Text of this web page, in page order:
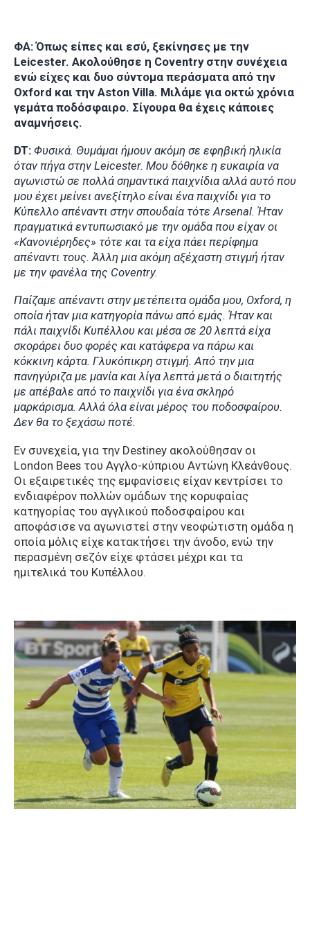
ΦΑ: Όπως είπες και εσύ, ξεκίνησες με την
Leicester. Ακολούθησε η Coventry στην συνέχεια
ενώ είχες και δυο σύντομα περάσματα από την
Oxford και την Aston Villa. Μιλάμε για οκτώ χρόνια
γεμάτα ποδόσφαιρο. Σίγουρα θα έχεις κάποιες
αναμνήσεις.
DT: Φυσικά. Θυμάμαι ήμουν ακόμη σε εφηβική ηλικία
όταν πήγα στην Leicester. Μου δόθηκε η ευκαιρία να
αγωνιστώ σε πολλά σημαντικά παιχνίδια αλλά αυτό που
μου έχει μείνει ανεξίτηλο είναι ένα παιχνίδι για το
Κύπελλο απέναντι στην σπουδαία τότε Arsenal. Ήταν
πραγματικά εντυπωσιακό με την ομάδα που είχαν οι
«Κανονιέρηδες» τότε και τα είχα πάει περίφημα
απέναντι τους. Άλλη μια ακόμη αξέχαστη στιγμή ήταν
με την φανέλα της Coventry.
Παίζαμε απέναντι στην μετέπειτα ομάδα μου, Oxford, η
οποία ήταν μια κατηγορία πάνω από εμάς. Ήταν και
πάλι παιχνίδι Κυπέλλου και μέσα σε 20 λεπτά είχα
σκοράρει δυο φορές και κατάφερα να πάρω και
κόκκινη κάρτα. Γλυκόπικρη στιγμή. Από την μια
πανηγύριζα με μανία και λίγα λεπτά μετά ο διαιτητής
με απέβαλε από το παιχνίδι για ένα σκληρό
μαρκάρισμα. Αλλά όλα είναι μέρος του ποδοσφαίρου.
Δεν θα το ξεχάσω ποτέ.
Εν συνεχεία, για την Destiney ακολούθησαν οι
London Bees του Αγγλο-κύπριου Αντώνη Κλεάνθους.
Οι εξαιρετικές της εμφανίσεις είχαν κεντρίσει το
ενδιαφέρον πολλών ομάδων της κορυφαίας
κατηγορίας του αγγλικού ποδοσφαίρου και
αποφάσισε να αγωνιστεί στην νεοφώτιστη ομάδα η
οποία μόλις είχε κατακτήσει την άνοδο, ενώ την
περασμένη σεζόν είχε φτάσει μέχρι και τα
ημιτελικά του Κυπέλλου.